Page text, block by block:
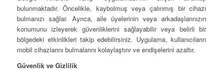
bulunmaktadır. Öncelikle, kaybolmuş veya çalınmış bir cihazı
bulmanızı sağlar. Ayrıca, aile üyelerinin veya arkadaşlarınızın
konumunu izleyerek güvenliklerini sağlayabilir veya belirli bir
bölgedeki etkinlikleri takip edebilirsiniz. Uygulama, kullanıcıların
mobil cihazlarını bulmalarını kolaylaştırır ve endişelerini azaltır.
Güvenlik ve Gizlilik